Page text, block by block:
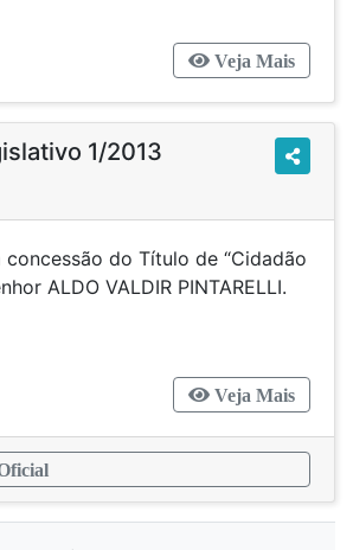
Veja Mais
1/2013
do Título de “Cidadão
ALDO VALDIR PINTARELLI.
Veja Mais